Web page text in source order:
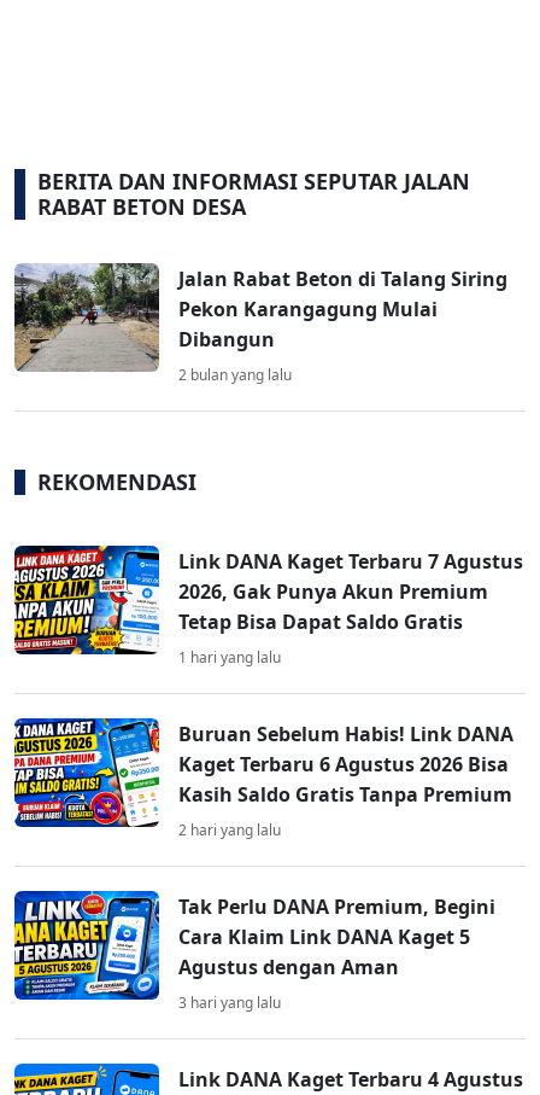
BERITA DAN INFORMASI SEPUTAR JALAN
RABAT BETON DESA
Jalan Rabat Beton di Talang Siring
Pekon Karangagung Mulai
Dibangun
2 bulan yang lalu
REKOMENDASI
Link DANA Kaget Terbaru 7 Agustus
2026, Gak Punya Akun Premium
Tetap Bisa Dapat Saldo Gratis
1 hari yang lalu
Buruan Sebelum Habis! Link DANA
Kaget Terbaru 6 Agustus 2026 Bisa
Kasih Saldo Gratis Tanpa Premium
2 hari yang lalu
Tak Perlu DANA Premium, Begini
Cara Klaim Link DANA Kaget 5
Agustus dengan Aman
3 hari yang lalu
Link DANA Kaget Terbaru 4 Agustus